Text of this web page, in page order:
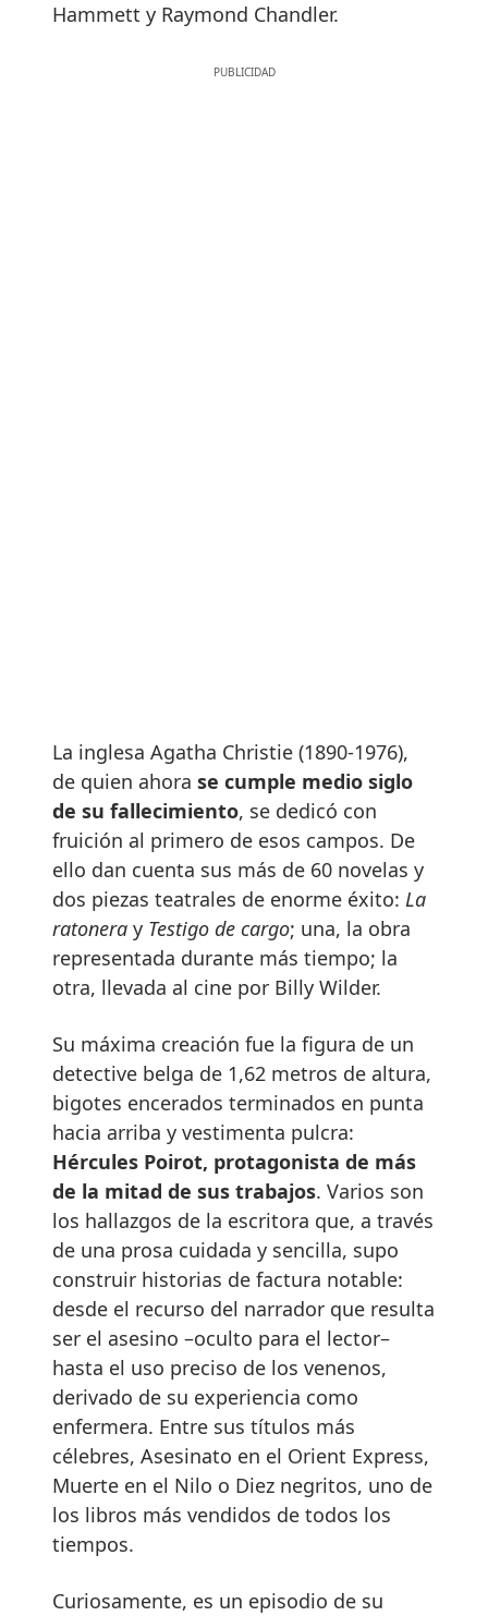
Hammett y Raymond Chandler.
La inglesa Agatha Christie (1890-1976),
de quien ahora se cumple medio siglo
de su fallecimiento, se dedicó con
fruición al primero de esos campos. De
ello dan cuenta sus más de 60 novelas y
dos piezas teatrales de enorme éxito: La
ratonera y Testigo de cargo; una, la obra
representada durante más tiempo; la
otra, llevada al cine por Billy Wilder.
Su máxima creación fue la figura de un
detective belga de 1,62 metros de altura,
bigotes encerados terminados en punta
hacia arriba y vestimenta pulcra:
Hércules Poirot, protagonista de más
de la mitad de sus trabajos. Varios son
los hallazgos de la escritora que, a través
de una prosa cuidada y sencilla, supo
construir historias de factura notable:
desde el recurso del narrador que resulta
ser el asesino –oculto para el lector–
hasta el uso preciso de los venenos,
derivado de su experiencia como
enfermera. Entre sus títulos más
célebres, Asesinato en el Orient Express,
Muerte en el Nilo o Diez negritos, uno de
los libros más vendidos de todos los
tiempos.
Curiosamente, es un episodio de su